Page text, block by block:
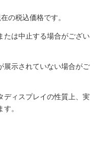
の税込価格です。
は中止する場合がござい
示されていない場合がご
ィスプレイの性質上、実
。